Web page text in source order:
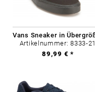
Artikelnummer: 8333-21
89,99 € *